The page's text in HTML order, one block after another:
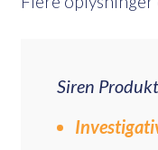
Siren